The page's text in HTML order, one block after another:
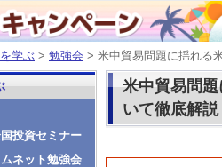
学ぶ > 勉強会 > 米中貿易問題に揺れる
米中貿易問
いて徹底解説
投資セミナー
ネット勉強会